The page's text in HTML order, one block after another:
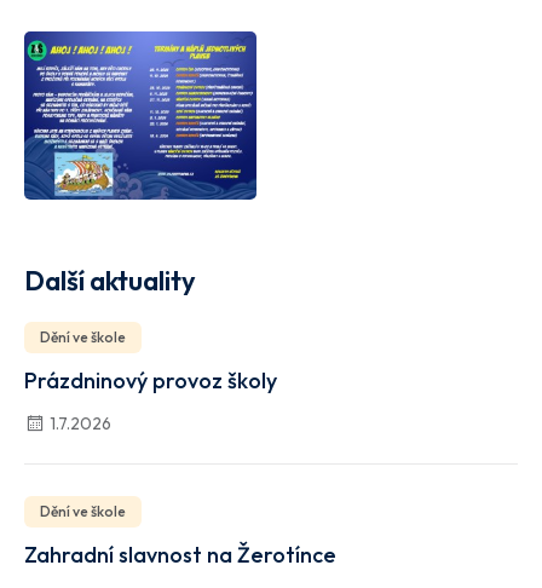
Další aktuality
Dění ve škole
Prázdninový provoz školy
1.7.2026
Dění ve škole
Zahradní slavnost na Žerotínce